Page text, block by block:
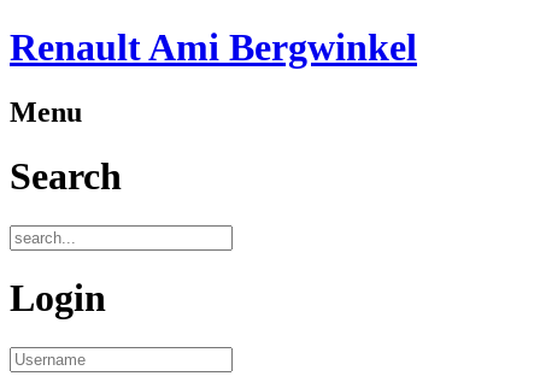
Renault Ami Bergwinkel
Menu
Search
Login